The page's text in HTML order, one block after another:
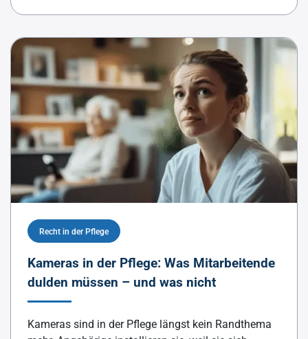
Recht in der Pflege
Kameras in der Pflege: Was Mitarbeitende
dulden müssen – und was nicht
Kameras sind in der Pflege längst kein Randthema